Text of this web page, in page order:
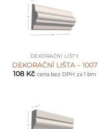
DEKORAČNÍ LIŠTY
DEKORAČNÍ LIŠTA – 1007
108 Kč cena bez DPH za 1 bm